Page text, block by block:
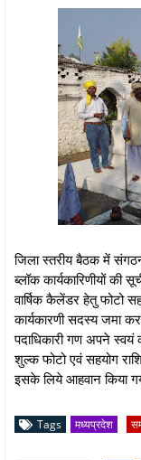
जिला स्तरीय बैठक में
ब्लॉक कार्यकारिणीयों की
वार्षिक कैलेंडर हेतु फोटो
कार्यकारणी सदस्य जमा
पदाधिकारी गण अपने
शुल्क फोटो एवं सहयोग
इसके लिये आहवान किया
Tags मध्यप्रदेश